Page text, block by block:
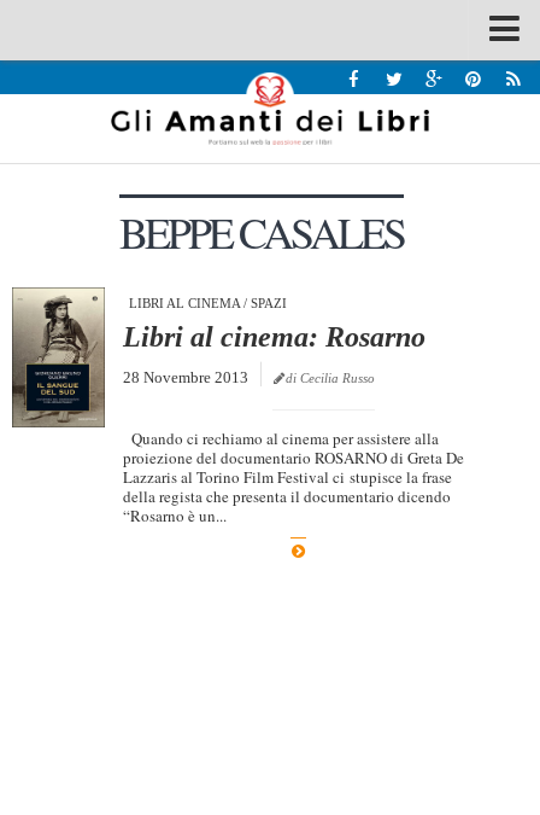
Recensioni
Interviste & Incontri
Chi siamo
Contatti
Eventi
BEPPE CASALES
LIBRI AL CINEMA/ SPAZI
Libri al cinema: Rosarno
28 Novembre 2013 di Cecilia Russo
Quando ci rechiamo al cinema per assistere alla
proiezione del documentario ROSARNO di Greta De
Lazzaris al Torino Film Festival ci stupisce la frase
della regista che presenta il documentario dicendo
“Rosarno è un...